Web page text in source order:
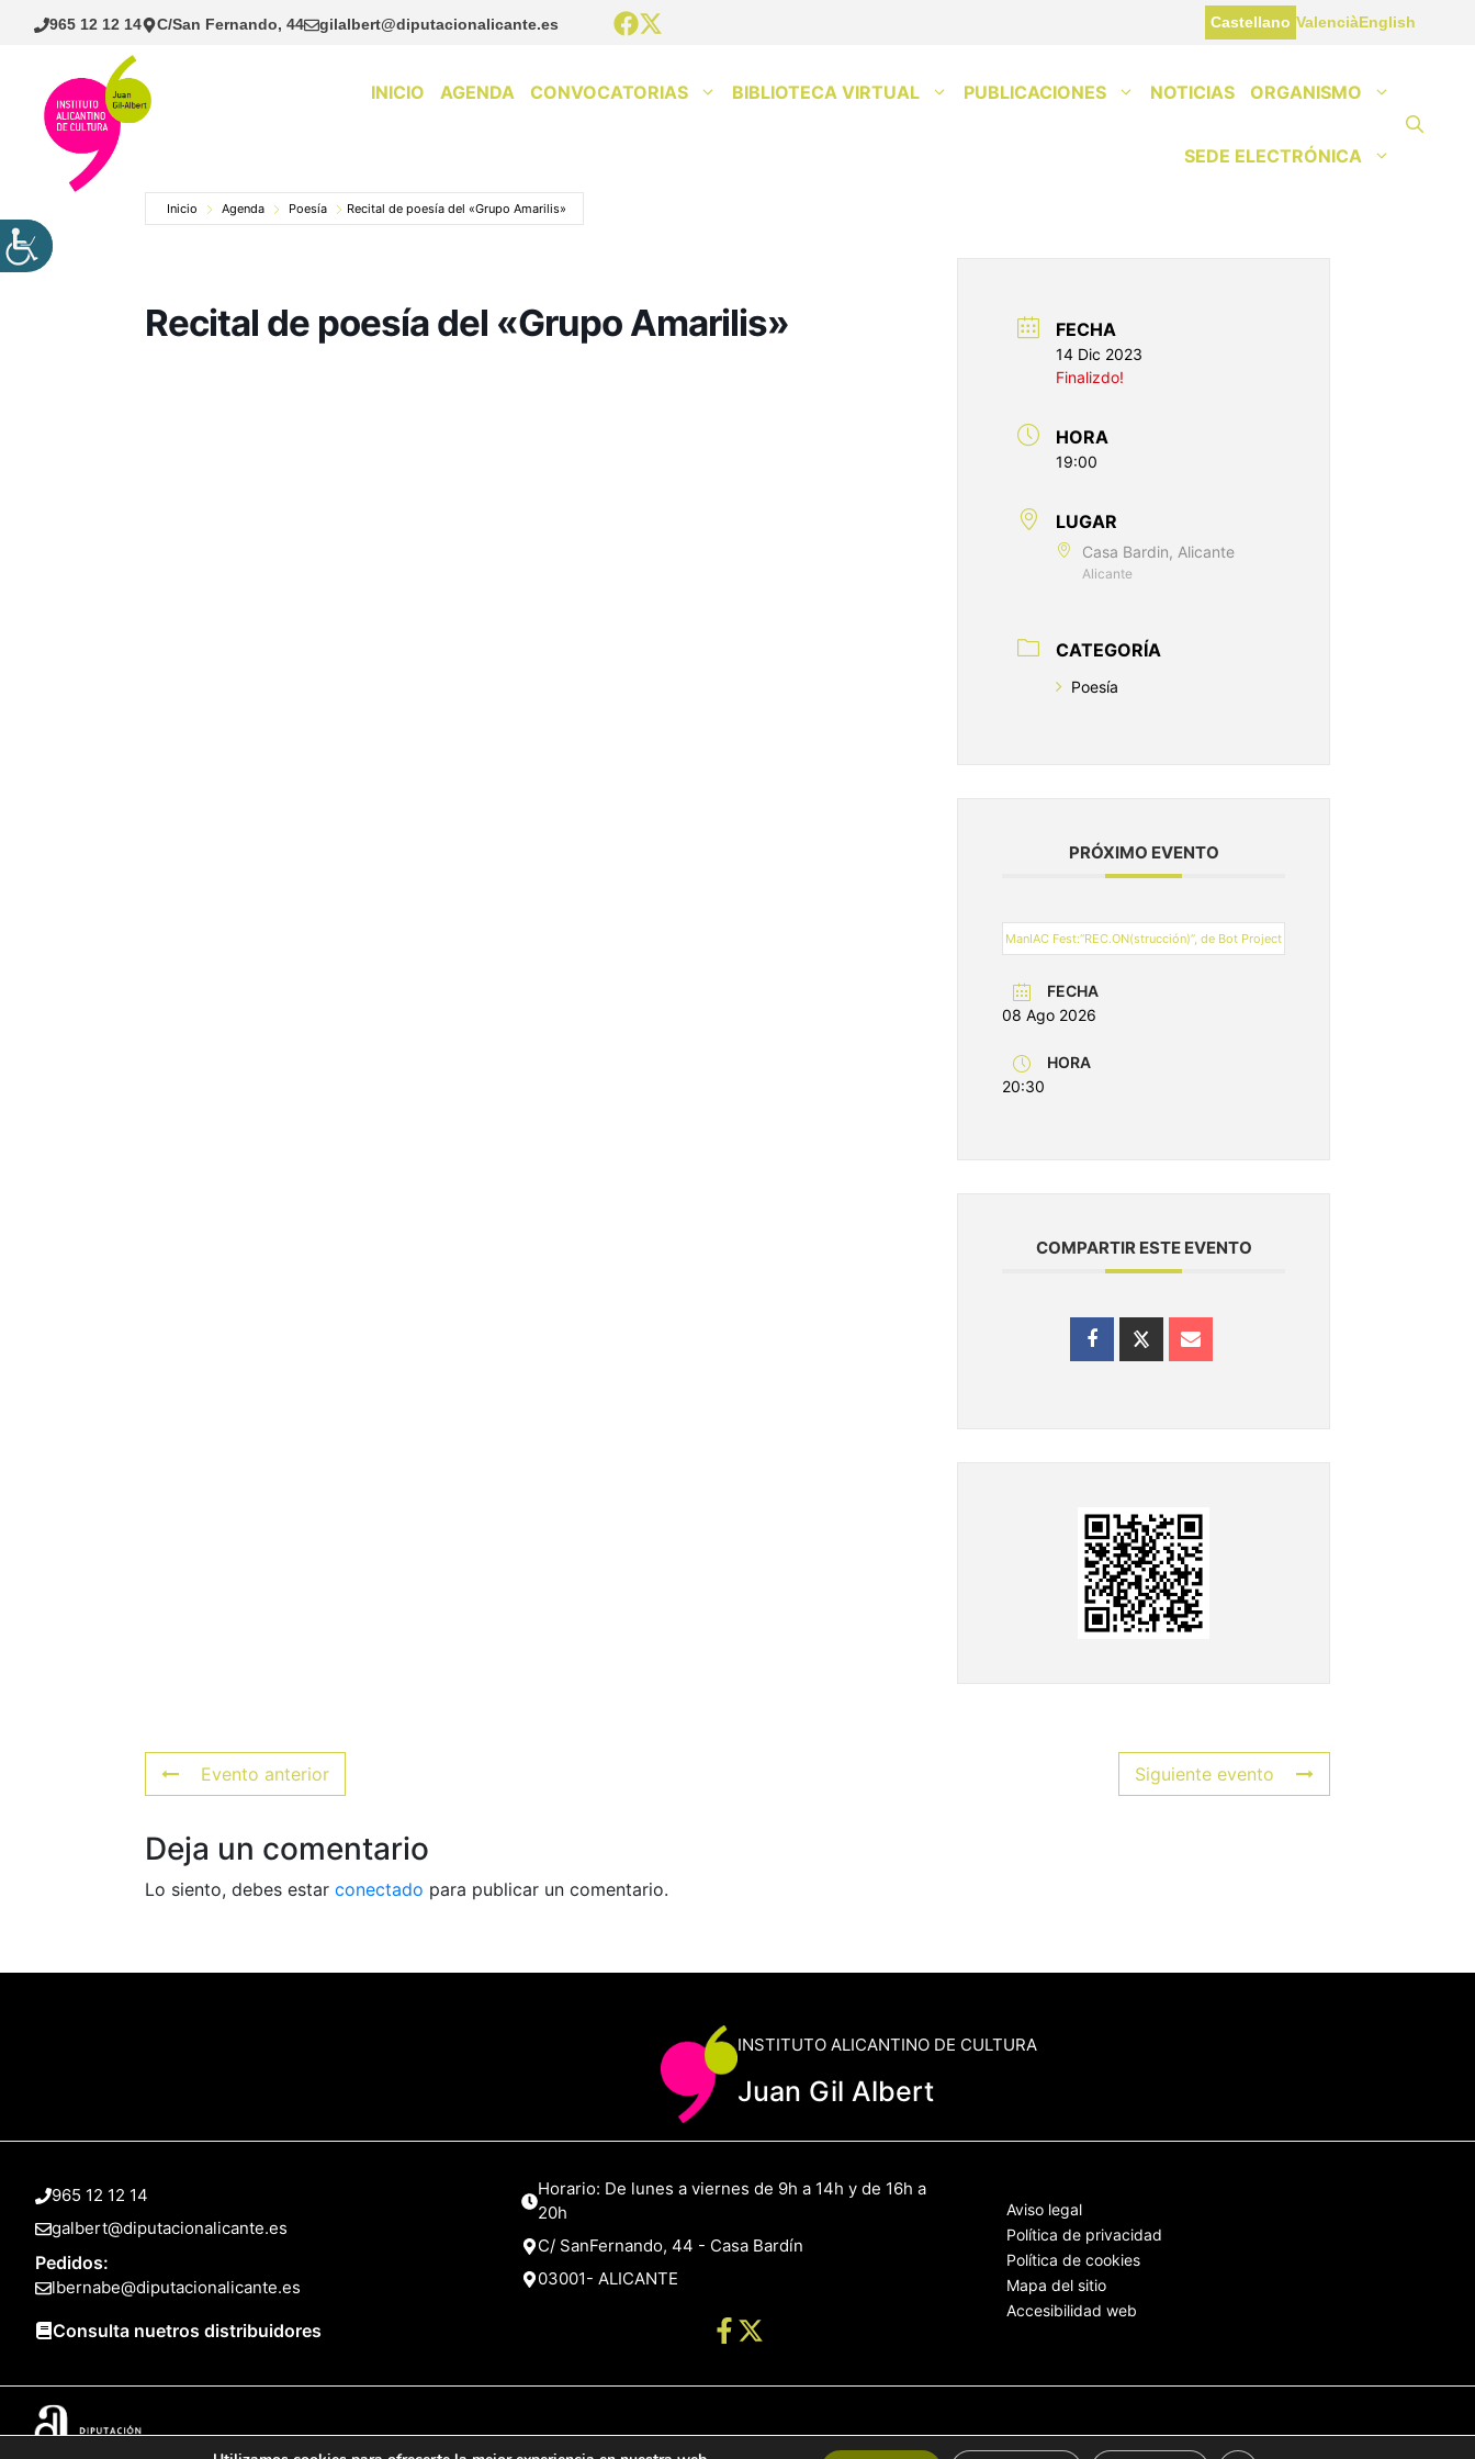
Saltar
965 12 12 14 C/San Fernando, 44 gilalbert@diputacionalicante.es Castellano ValenciàEnglish
INICIO AGENDA CONVOCATORIAS BIBLIOTECA VIRTUAL PUBLICACIONES NOTICIAS ORGANISMO
SEDE ELECTRÓNICA
Inicio Agenda Poesía Recital de poesía del «Grupo Amarilis»
Recital de poesía del «Grupo Amarilis» FECHA
14 Dic 2023
Finalizdo!
HORA
19:00
LUGAR
Casa Bardin, Alicante
Alicante
CATEGORÍA
Poesía
PRÓXIMO EVENTO
ManIAC Fest:“REC.ON(strucción)”, de Bot Project
FECHA
08 Ago 2026
HORA
20:30
COMPARTIR ESTE EVENTO
Evento anterior Siguiente evento
Deja un comentario
Lo siento, debes estar conectado para publicar un comentario.
INSTITUTO ALICANTINO DE CULTURA
Juan Gil Albert
965 12 12 14
galbert@diputacionalicante.es
Pedidos:
lbernabe@diputacionalicante.es
Consulta nuetros distribuidores
Horario: De lunes a viernes de 9h a 14h y de 16h a
20h
C/ SanFernando, 44 - Casa Bardín
03001- ALICANTE
Aviso legal
Política de privacidad
Política de cookies
Mapa del sitio
Accesibilidad web